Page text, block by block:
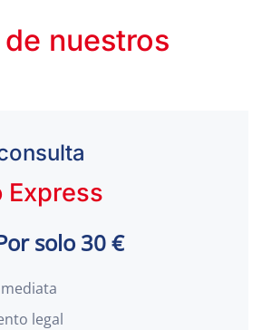
nuestros
Express
solo 30 €
legal